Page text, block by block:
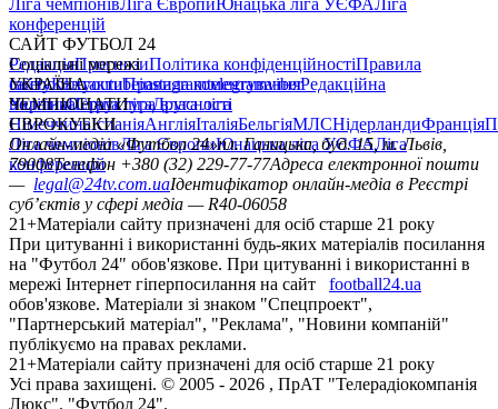
Ліга чемпіонівЛіга ЄвропиЮнацька ліга УЄФАЛіга
конференцій
САЙТ ФУТБОЛ 24
РедакціяПрогнозиПолітика конфіденційностіПравила
сайтуКонтактиПравила коментуванняРедакційна
політикаСтруктура власності
Соціальні мережі
facebookxyoutubeinstagramtelegramviber
УКРАЇНА
УкраїнаПерша лігаДруга ліга
ЧЕМПІОНАТИ
НімеччинаІспаніяАнгліяІталіяБельгіяМЛСНідерландиФранція
ЄВРОКУБКИ
Ліга чемпіонівЛіга ЄвропиЮнацька ліга УЄФАЛіга
конференцій
Онлайн-медіа «Футбол 24»пл. Галицька, буд. 15, м. Львів,
79008Телефон +380 (32) 229-77-77Адреса електронної пошти
— legal@24tv.com.uaІдентифікатор онлайн-медіа в Реєстрі
суб’єктів у сфері медіа — R40-06058
21+Матеріали сайту призначені для осіб старше 21 року
При цитуванні і використанні будь-яких матеріалів посилання
на "Футбол 24" обов'язкове. При цитуванні і використанні в
мережі Інтернет гіперпосилання на сайт
football24.ua
обов'язкове. Матеріали зі знаком "Спецпроект",
"Партнерський матеріал", "Реклама", "Новини компаній"
публікуємо на правах реклами.
21+Матеріали сайту призначені для осіб старше 21 року
Усi права захищенi. © 2005 - 2026 , ПрАТ "Телерадіокомпанія
Люкс". "Футбол 24".